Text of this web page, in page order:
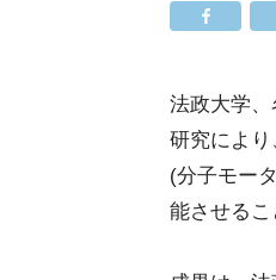
法政大学
研究によ
(分子モー
能させるこ